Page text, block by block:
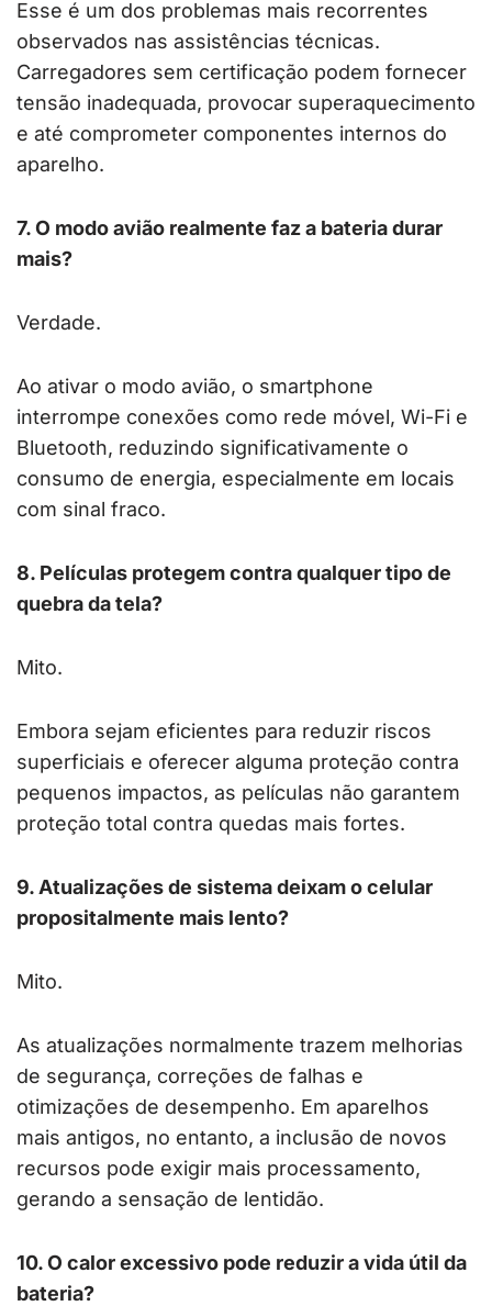
Esse é um dos problemas mais recorrentes
observados nas assistências técnicas.
Carregadores sem certificação podem fornecer
tensão inadequada, provocar superaquecimento
e até comprometer componentes internos do
aparelho.
7. O modo avião realmente faz a bateria durar
mais?
Verdade.
Ao ativar o modo avião, o smartphone
interrompe conexões como rede móvel, Wi-Fi e
Bluetooth, reduzindo significativamente o
consumo de energia, especialmente em locais
com sinal fraco.
8. Películas protegem contra qualquer tipo de
quebra da tela?
Mito.
Embora sejam eficientes para reduzir riscos
superficiais e oferecer alguma proteção contra
pequenos impactos, as películas não garantem
proteção total contra quedas mais fortes.
9. Atualizações de sistema deixam o celular
propositalmente mais lento?
Mito.
As atualizações normalmente trazem melhorias
de segurança, correções de falhas e
otimizações de desempenho. Em aparelhos
mais antigos, no entanto, a inclusão de novos
recursos pode exigir mais processamento,
gerando a sensação de lentidão.
10. O calor excessivo pode reduzir a vida útil da
bateria?